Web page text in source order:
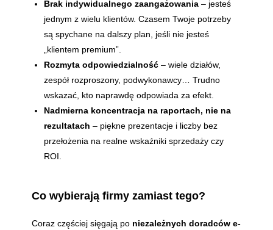
Brak indywidualnego zaangażowania – jesteś
jednym z wielu klientów. Czasem Twoje potrzeby
są spychane na dalszy plan, jeśli nie jesteś
„klientem premium”.
Rozmyta odpowiedzialność – wiele działów,
zespół rozproszony, podwykonawcy… Trudno
wskazać, kto naprawdę odpowiada za efekt.
Nadmierna koncentracja na raportach, nie na
rezultatach – piękne prezentacje i liczby bez
przełożenia na realne wskaźniki sprzedaży czy
ROI.
Co wybierają firmy zamiast tego?
Coraz częściej sięgają po niezależnych doradców e-